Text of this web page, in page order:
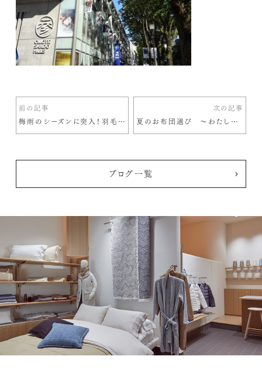
前の記事
梅雨のシーズンに突入！羽毛布団の干し方について
次の記事
夏のお布団選び ～わたしたちが天然素材にこだわる理由～
ブログ一覧